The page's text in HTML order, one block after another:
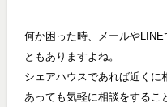
何か困った時、メールや
ともありますよね。
シェアハウスであれば近くに
あっても気軽に相談をするこ